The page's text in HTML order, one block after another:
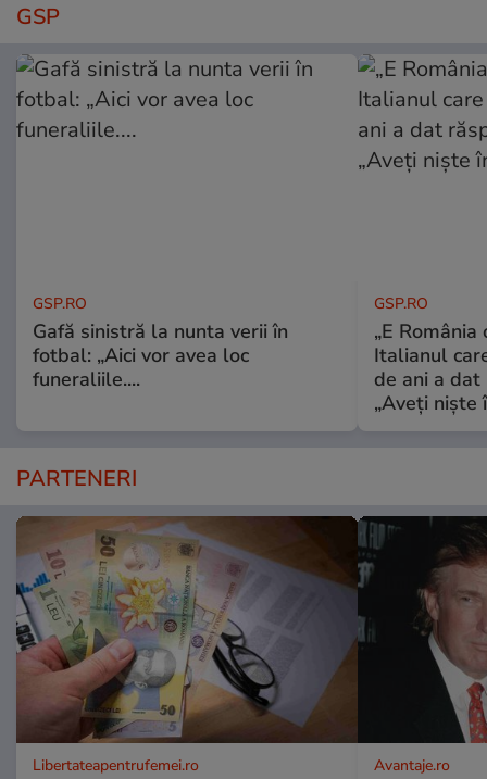
GSP
GSP.RO
Gafă sinistră la nunta verii în
fotbal: „Aici vor avea loc
funeraliile....
GSP.RO
„E
Italianul
de ani a
„Aveți niște
PARTENERI
Libertateapentrufemei.ro Avantaje.ro